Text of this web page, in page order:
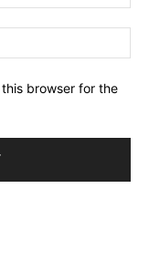
browser for the